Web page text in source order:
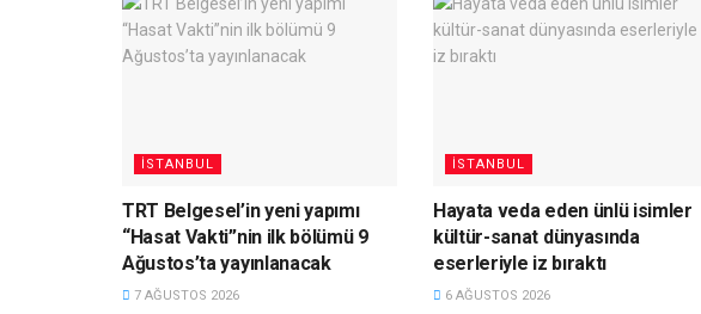
İSTANBUL
TRT Belgesel’in yeni yapımı
“Hasat Vakti”nin ilk bölümü 9
Ağustos’ta yayınlanacak
7 AĞUSTOS 2026
İSTANBUL
Hayata veda eden ünlü isimler
kültür-sanat dünyasında
eserleriyle iz bıraktı
6 AĞUSTOS 2026